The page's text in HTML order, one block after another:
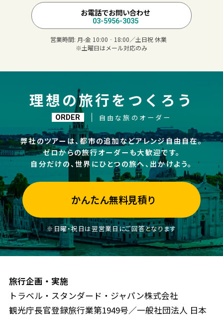
お電話でお問い合わせ
03-5956-3035
営業時間: 月-金 10:00‐18:00／土日祝 休業
※土曜日はメール対応のみ
理想の旅行をつくろう
ORDER 自由な旅のオーダー
弊社のツアーは、都市の追加などアレンジ自由自在。
ゼロからの旅行オーダーも大歓迎です。
自分だけの、世界にひとつの旅へ、出かけよう。
かんたん無料見積り
※日曜・祝日は翌営業日にご回答となります
旅行企画・実施
トラベル・スタンダード・ジャパン株式会社
観光庁長官登録旅行業第1949号／一般社団法人 日本